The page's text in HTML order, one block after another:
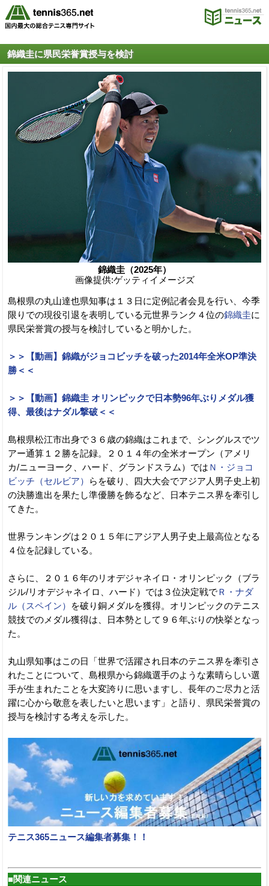
錦織圭に県民栄誉賞授与を検討
錦織圭（2025年）
画像提供:ゲッティイメージズ
島根県の丸山達也県知事は１３日に定例記者会見を行い、今季
限りでの現役引退を表明している元世界ランク４位の錦織圭に
県民栄誉賞の授与を検討していると明かした。
＞＞【動画】錦織がジョコビッチを破った2014年全米OP準決
勝＜＜
＞＞【動画】錦織圭 オリンピックで日本勢96年ぶりメダル獲
得、最後はナダル撃破＜＜
島根県松江市出身で３６歳の錦織はこれまで、シングルスでツ
アー通算１２勝を記録。２０１４年の全米オープン（アメリ
カ/ニューヨーク、ハード、グランドスラム）では Ｎ・ジョコ
ビッチ（セルビア）
らを破り、四大大会でアジア人男子史上初
の決勝進出を果たし準優勝を飾るなど、日本テニス界を牽引し
てきた。
世界ランキングは２０１５年にアジア人男子史上最高位となる
４位を記録している。
さらに、２０１６年のリオデジャネイロ・オリンピック（ブラ
ジル/リオデジャネイロ、ハード）では３位決定戦でＲ・ナダ
ル（スペイン）
を破り銅メダルを獲得。オリンピックのテニス
競技でのメダル獲得は、日本勢として９６年ぶりの快挙となっ
た。
丸山県知事はこの日「世界で活躍され日本のテニス界を牽引さ
れたことについて、島根県から錦織選手のような素晴らしい選
手が生まれたことを大変誇りに思いますし、長年のご尽力と活
躍に心から敬意を表したいと思います」と語り、県民栄誉賞の
授与を検討する考えを示した。
テニス365ニュース編集者募集！！
■関連ニュース